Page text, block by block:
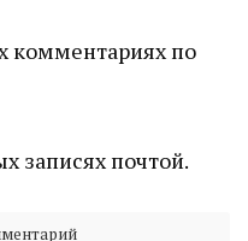
комментариях по
записях почтой.